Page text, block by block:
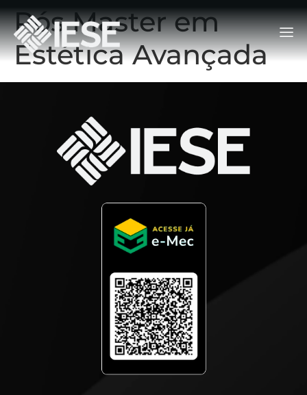
Pós Master em
Estética Avançada